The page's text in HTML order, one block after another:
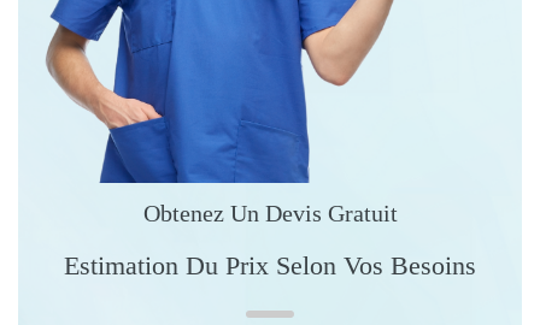
Obtenez Un Devis Gratuit
Estimation Du Prix Selon Vos Besoins